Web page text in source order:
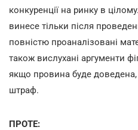
конкуренції на ринку в
винесе тільки після
повністю проаналізовані
також вислухані аргументи
якщо провина буде
штраф.
ПРОТЕ: